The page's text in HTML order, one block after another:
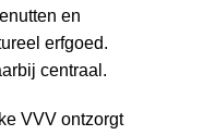
en
erfgoed.
centraal.
VVV ontzorgt